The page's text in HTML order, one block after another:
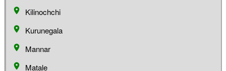
Kilinochchi
Kurunegala
Mannar
Matale